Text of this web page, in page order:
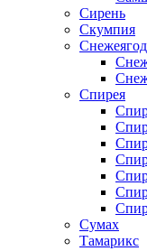
Сирень
Скумпия
Спирея
Сумах
Тамарикс